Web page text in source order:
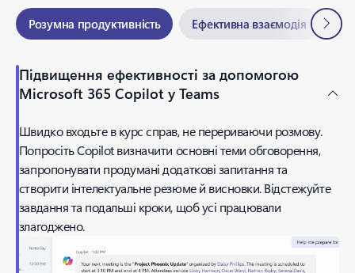
Розумна продуктивність Ефективна взаємодія Далі
Підвищення ефективності за допомогою
Microsoft 365 Copilot у Teams
Швидко входьте в курс справ, не перериваючи розмову.
Попросіть Copilot визначити основні теми обговорення,
запропонувати продумані додаткові запитання та
створити інтелектуальне резюме й висновки. Відстежуйте
завдання та подальші кроки, щоб усі працювали
злагоджено.